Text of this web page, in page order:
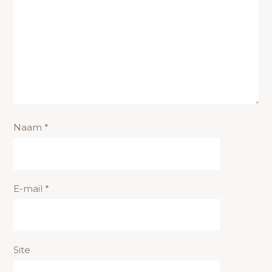
Naam *
E-mail *
Site